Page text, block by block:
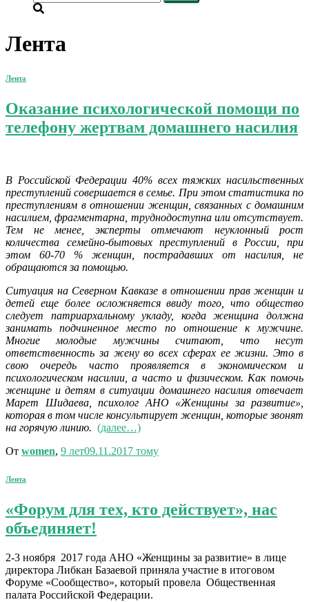
Лента
Лента
Оказание психологической помощи по
телефону жертвам домашнего насилия
В Российской Федерации 40% всех тяжких насильственных
преступлений совершается в семье. При этом статистика по
преступлениям в отношении женщин, связанных с домашним
насилием, фрагментарна, труднодоступна или отсутствует.
Тем не менее, эксперты отмечают неуклонный рост
количества семейно-бытовых преступлений в России, при
этом 60-70 % женщин, пострадавших от насилия, не
обращаются за помощью.
Ситуация на Северном Кавказе в отношении прав женщин и
детей еще более осложняется ввиду того, что общество
следует патриархальному укладу, когда женщина должна
занимать подчиненное место по отношение к мужчине.
Многие молодые мужчины считают, что несут
ответственность за жену во всех сферах ее жизни. Это в
свою очередь часто проявляется в экономическом и
психологическом насилии, а часто и физическом. Как помочь
женщине и детям в ситуации домашнего насилия отвечает
Марет Шидаева, психолог АНО «Женщины за развитие»,
которая в том числе консультирует женщин, которые звонят
на горячую линию. (далее…)
От women, 9 лет09.11.2017 тому
Лента
«Форум для тех, кто действует», нас
объединяет!
2-3 ноября 2017 года АНО «Женщины за развитие» в лице
директора Либкан Базаевой приняла участие в итоговом
Форуме «Сообщество», который провела Общественная
палата Российской Федерации.